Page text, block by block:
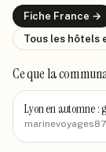
Fiche France →
Tous les hôtels
Ce que la
Lyon en automne :
marinevoyages87